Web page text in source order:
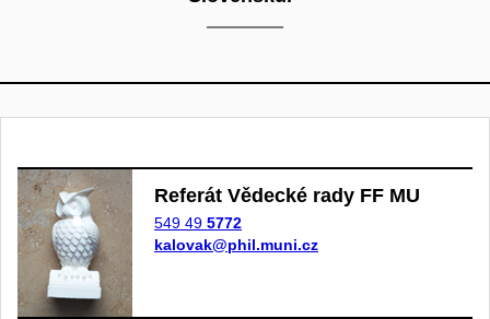
Referát Vědecké rady FF MU
549 49 5772
kalovak@phil.muni.cz